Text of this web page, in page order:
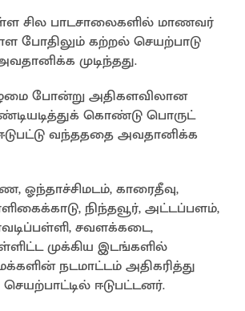
சில பாடசாலைகளில் மாணவர்
போதிலும் கற்றல் செயற்பாடு
முடிந்தது.
போன்று அதிகளவிலான
கொண்டு பொருட்
வந்தததை அவதானிக்க
ஓந்தாச்சிமடம், காரைதீவு,
நிந்தவூர், அட்டப்பளம்,
சவளக்கடை,
முக்கிய இடங்களில்
நடமாட்டம் அதிகரித்து
ஈடுபட்டனர்.